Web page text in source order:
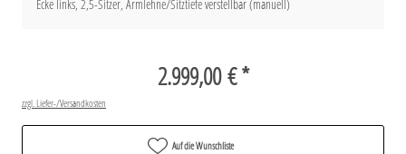
Ecke links, 2,5-Sitzer, Armlehne/Sitztiefe verstellbar (manuell)
2.999,00 € *
zzgl. Liefer-/Versandkosten
Auf die Wunschliste